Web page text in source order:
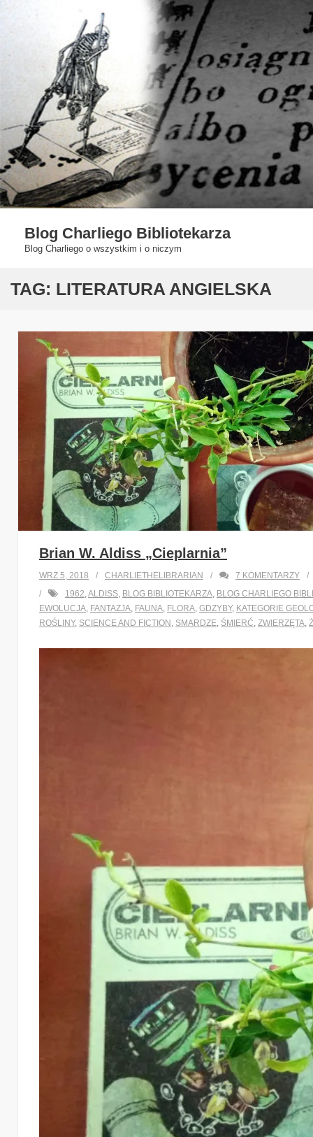
Blog Charliego Bibliotekarza
Blog Charliego o wszystkim i o niczym
TAG: LITERATURA ANGIELSKA
Brian W. Aldiss „Cieplarnia”
WRZ 5, 2018 CHARLIETHELIBRARIAN 7 KOMENTARZY
1962,ALDISS, BLOG BIBLIOTEKARZA, BLOG CHARLIEGO
EWOLUCJA, FANTAZJA, FAUNA, FLORA, GDZYBY, KATEGORIE
ROŚLINY, SCIENCE AND FICTION , SMARDZE, ŚMIERĆ, ZWIERZĘTA,